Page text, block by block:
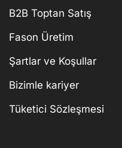
B2B Toptan Satış
Fason Üretim
Şartlar ve Koşullar
Bizimle kariyer
Tüketici Sözleşmesi